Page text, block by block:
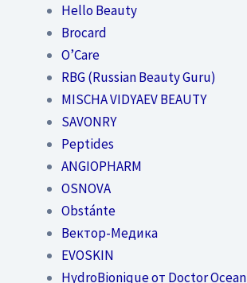
Hello Beauty
Brocard
O’Care
RBG (Russian Beauty Guru)
MISCHA VIDYAEV BEAUTY
SAVONRY
Peptides
ANGIOPHARM
OSNOVA
Obstánte
Вектор-Медика
EVOSKIN
HydroBionique от Doctor Ocean